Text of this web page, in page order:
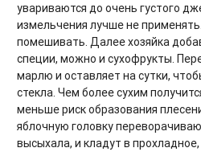
увариваются до очень густого
измельчения лучше не
помешивать. Далее хозяйка
специи, можно и сухофрукты.
марлю и оставляет на сутки,
стекла. Чем более сухим
меньше риск образования
яблочную головку
высыхала, и кладут в